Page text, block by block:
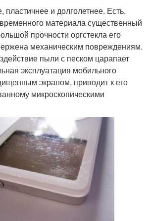
пластичнее и долголетнее. Есть,
материала существенный
прочности оргстекла его
механическим повреждениям.
пыли с песком царапает
эксплуатация мобильного
экраном, приводит к его
микроскопическими